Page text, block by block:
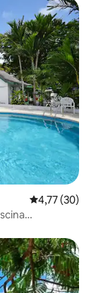
4,77 de uma
4,77 (30)